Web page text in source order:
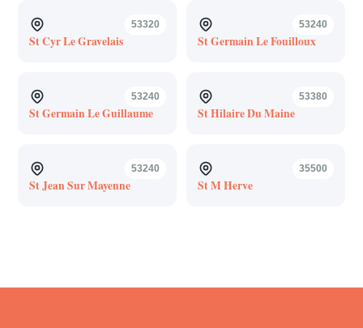
53320
St Cyr Le Gravelais
53240
St Germain Le Fouilloux
53240
St Germain Le Guillaume
53380
St Hilaire Du Maine
53240
St Jean Sur Mayenne
35500
St M Herve